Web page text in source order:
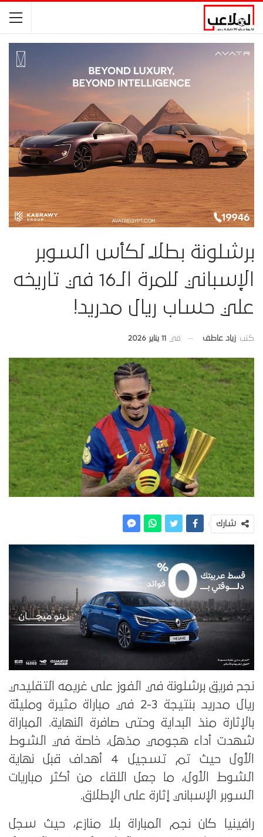
برشلونة بطلاً لكأس السوبر
الإسباني للمرة الـ16 في تاريخه
علي حساب ريال مدريد!
كتب زياد عاطف في 11 يناير 2026
شارك
نجح فريق برشلونة في الفوز على غريمه التقليدي
ريال مدريد بنتيجة 3-2 في مباراة مثيرة ومليئة
بالإثارة منذ البداية وحتى صافرة النهاية. المباراة
شهدت أداء هجومي مذهل، خاصة في الشوط
الأول حيث تم تسجيل 4 أهداف قبل نهاية
الشوط الأول، ما جعل اللقاء من أكثر مباريات
السوبر الإسباني إثارة على الإطلاق.
رافينيا كان نجم المباراة بلا منازع، حيث سجل